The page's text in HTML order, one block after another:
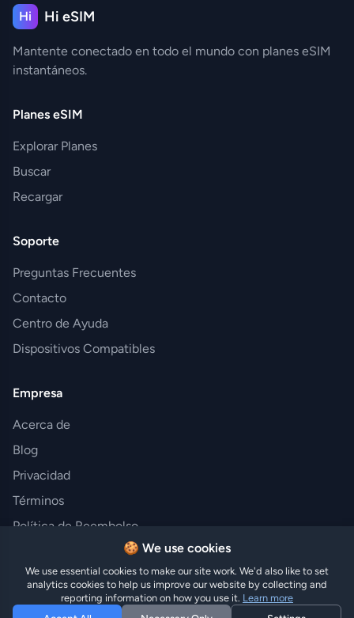
Hi Hi eSIM
Mantente conectado en todo el mundo con planes eSIM
instantáneos.
Planes eSIM
Explorar Planes
Buscar
Recargar
Soporte
Preguntas Frecuentes
Contacto
Centro de Ayuda
Dispositivos Compatibles
Empresa
Acerca de
Blog
Privacidad
Términos
Política de Reembolso
© 2025 Hi eSIM. Todos los derechos reservados.
🍪 We use cookies
We use essential cookies to make our site work. We'd also like to set
analytics cookies to help us improve our website by collecting and
reporting information on how you use it. Learn more